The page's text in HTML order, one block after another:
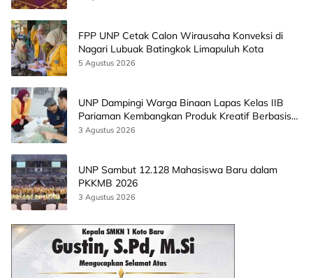
FPP UNP Cetak Calon Wirausaha Konveksi di
Nagari Lubuak Batingkok Limapuluh Kota
5 Agustus 2026
UNP Dampingi Warga Binaan Lapas Kelas IIB
Pariaman Kembangkan Produk Kreatif Berbasis
AI
3 Agustus 2026
UNP Sambut 12.128 Mahasiswa Baru dalam
PKKMB 2026
3 Agustus 2026